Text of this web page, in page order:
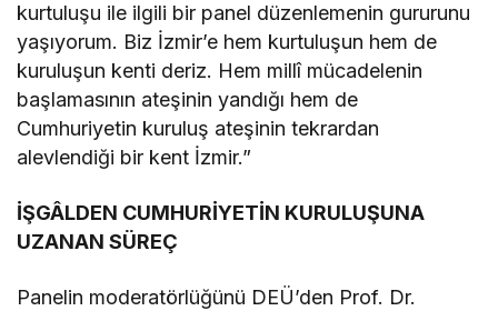
kurtuluşu ile ilgili bir panel düzenlemenin gururunu
yaşıyorum. Biz İzmir’e hem kurtuluşun hem de
kuruluşun kenti deriz. Hem millî mücadelenin
başlamasının ateşinin yandığı hem de
Cumhuriyetin kuruluş ateşinin tekrardan
alevlendiği bir kent İzmir.”
İŞGÂLDEN CUMHURİYETİN KURULUŞUNA
UZANAN SÜREÇ
Panelin moderatörlüğünü DEÜ’den Prof. Dr.